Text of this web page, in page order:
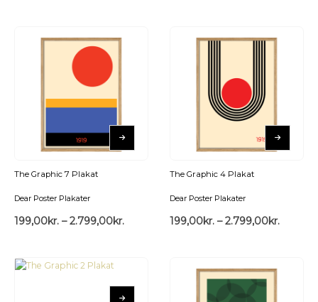
The Graphic 7 Plakat
Dear Poster Plakater
199,00kr. – 2.799,00kr.
The Graphic 4 Plakat
Dear Poster Plakater
199,00kr. – 2.799,00kr.